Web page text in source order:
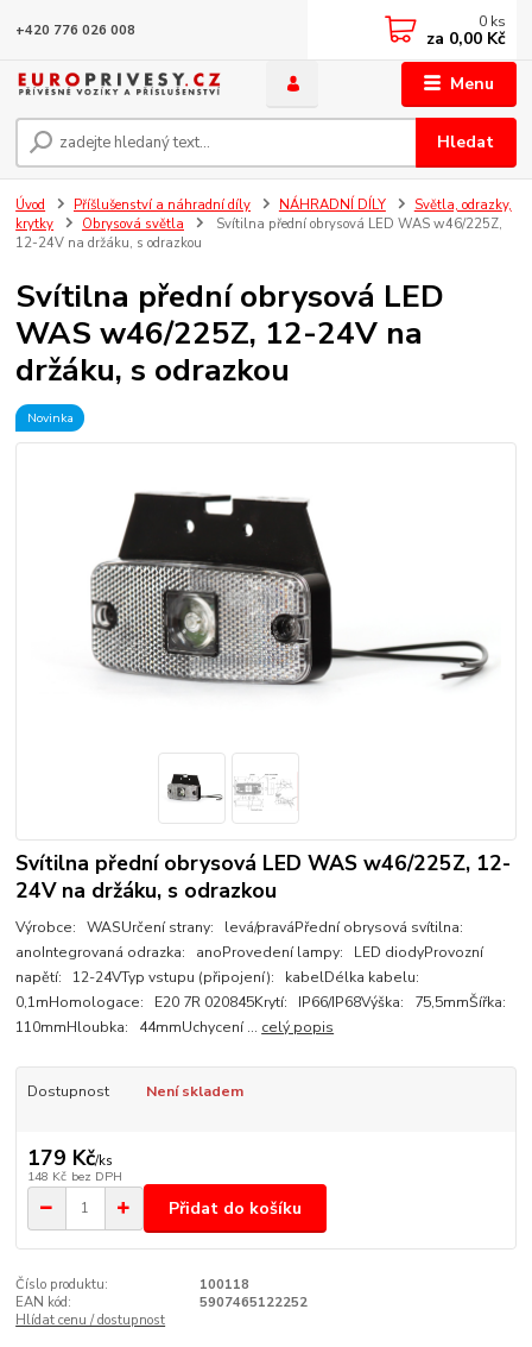
Menu
Hledat
+420 776 026 008 0 ks
za 0,00 Kč
Úvod Příšlušenství a náhradní díly NÁHRADNÍ DÍLY
Světla, odrazky,
krytky
Obrysová světla
Svítilna přední obrysová LED WAS w46/225Z,
12-24V na držáku, s odrazkou
Svítilna přední obrysová LED
WAS w46/225Z, 12-24V na
držáku, s odrazkou
Novinka
Svítilna přední obrysová LED WAS w46/225Z, 12-
24V na držáku, s odrazkou
Výrobce: WASUrčení strany: levá/praváPřední obrysová svítilna:
anoIntegrovaná odrazka: anoProvedení lampy: LED diodyProvozní
napětí: 12-24VTyp vstupu (připojení): kabelDélka kabelu:
0,1mHomologace: E20 7R 020845Krytí: IP66/IP68Výška: 75,5mmŠířka:
110mmHloubka: 44mmUchycení ... celý popis
Dostupnost Není skladem
179 Kč/ks
148 Kč bez DPH
Přidat do košíku
Číslo produktu:
100118
EAN kód:
5907465122252
Hlídat cenu / dostupnost